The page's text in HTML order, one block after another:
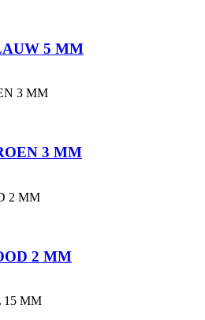
5 MM
3 MM
2 MM